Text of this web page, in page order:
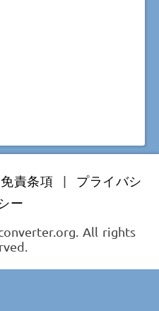
免責条項 |
プライバシ
ー
All rights